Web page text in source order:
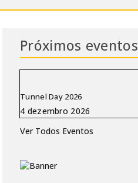
Próximos eventos
Tunnel Day 2026
Ver Todos Eventos